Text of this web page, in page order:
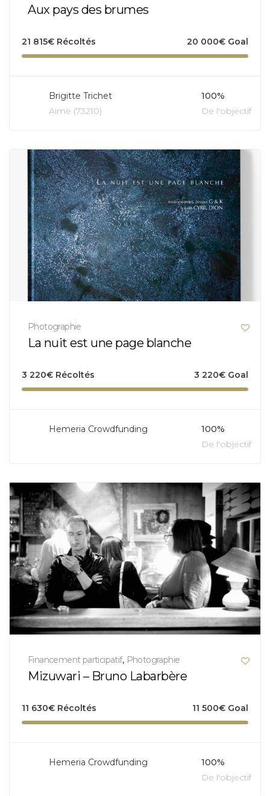
Aux pays des brumes
21 815€ Récoltés 20 000€ Goal
Brigitte Trichet
Aime (73210)
100%
De l'objectif
Photographie
La nuit est une page blanche
3 220€ Récoltés 3 220€ Goal
Hemeria Crowdfunding
100%
De l'objectif
Financement participatif, Photographie
Mizuwari – Bruno Labarbère
11 630€ Récoltés 11 500€ Goal
Hemeria Crowdfunding
100%
De l'objectif